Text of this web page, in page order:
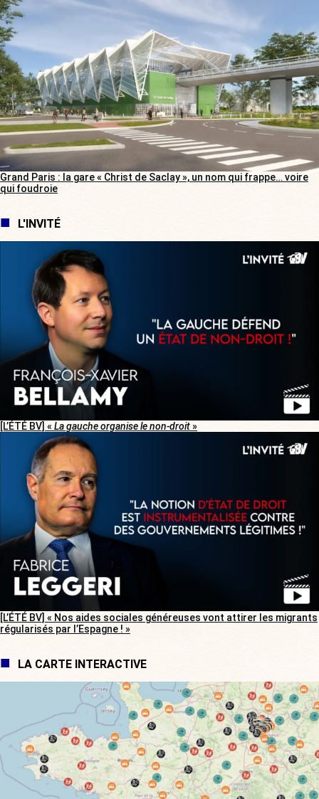
Grand Paris : la gare « Christ de Saclay », un nom qui frappe… voire
qui foudroie
L'INVITÉ
[L’ÉTÉ BV] « La gauche organise le non-droit»
[L’ÉTÉ BV] « Nos aides sociales généreuses vont attirer les migrants
régularisés par l’Espagne ! »
LA CARTE INTERACTIVE